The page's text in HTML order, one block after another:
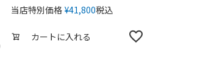
当店特別価格 ¥41,800税込
カートに入れる